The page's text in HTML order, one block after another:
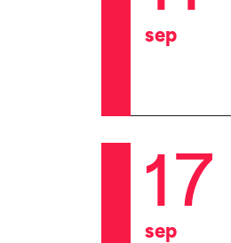
sep
17
sep